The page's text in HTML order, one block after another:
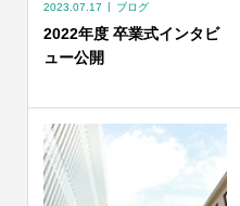
2023.07.17 ブログ
2022年度 卒業式インタビ
ュー公開